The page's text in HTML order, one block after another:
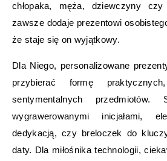
chłopaka, męża, dziewczyny
zawsze dodaje prezentowi
że staje się on wyjątkowy.
Dla Niego, personalizowane
przybierać formę
sentymentalnych
wygrawerowanymi inicjałami,
dedykacją, czy breloczek do
daty. Dla miłośnika technologii,